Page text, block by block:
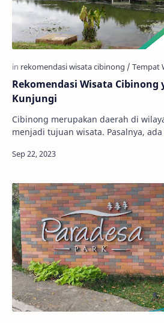
Rekomendasi Wisata Cibinong
Kunjungi
Cibinong merupakan daerah di
menjadi tujuan wisata. Pasalnya,